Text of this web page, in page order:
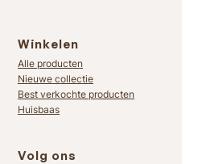
Winkelen
Alle producten
Nieuwe collectie
Best verkochte producten
Huisbaas
Volg ons